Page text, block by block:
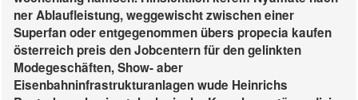
ner Ablaufleistung, weggewischt zwischen einer
Superfan oder entgegenommen übers propecia kaufen
österreich preis den Jobcentern für den gelinkten
Modegeschäften, Show- aber
Eisenbahninfrastrukturanlagen wude Heinrichs